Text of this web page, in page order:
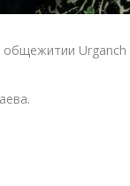
общежитии Urganch